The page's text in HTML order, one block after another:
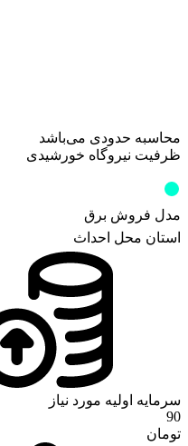
محاسبه حدودی می‌باشد
ظرفیت نیروگاه خورشیدی
مدل فروش برق
استان محل احداث
سرمایه اولیه مورد نیاز
90
تومان